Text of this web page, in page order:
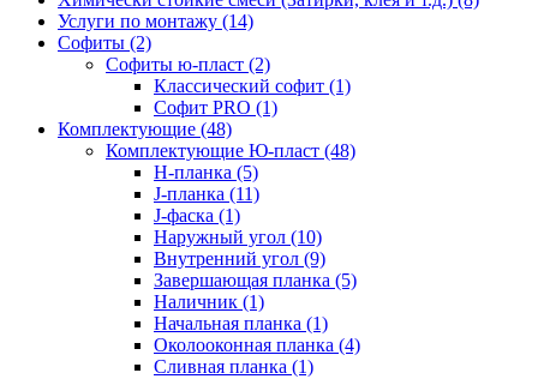
Услуги по монтажу (14)
Софиты (2)
Софиты ю-пласт (2)
Классический софит (1)
Софит PRO (1)
Комплектующие (48)
Комплектующие Ю-пласт (48)
H-планка (5)
J-планка (11)
J-фаска (1)
Наружный угол (10)
Внутренний угол (9)
Завершающая планка (5)
Наличник (1)
Начальная планка (1)
Околооконная планка (4)
Сливная планка (1)